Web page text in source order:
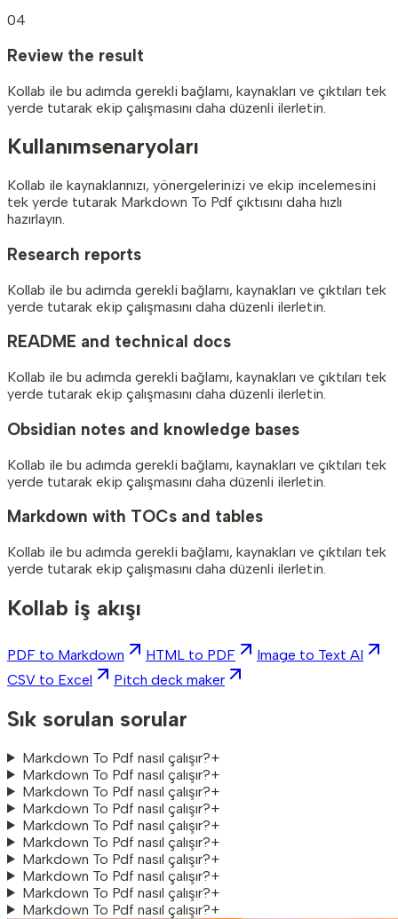
04
Review the result
Kollab ile bu adımda gerekli bağlamı, kaynakları ve çıktıları tek
yerde tutarak ekip çalışmasını daha düzenli ilerletin.
Kullanımsenaryoları
Kollab ile kaynaklarınızı, yönergelerinizi ve ekip incelemesini
tek yerde tutarak Markdown To Pdf çıktısını daha hızlı
hazırlayın.
Research reports
Kollab ile bu adımda gerekli bağlamı, kaynakları ve çıktıları tek
yerde tutarak ekip çalışmasını daha düzenli ilerletin.
README and technical docs
Kollab ile bu adımda gerekli bağlamı, kaynakları ve çıktıları tek
yerde tutarak ekip çalışmasını daha düzenli ilerletin.
Obsidian notes and knowledge bases
Kollab ile bu adımda gerekli bağlamı, kaynakları ve çıktıları tek
yerde tutarak ekip çalışmasını daha düzenli ilerletin.
Markdown with TOCs and tables
Kollab ile bu adımda gerekli bağlamı, kaynakları ve çıktıları tek
yerde tutarak ekip çalışmasını daha düzenli ilerletin.
Kollab iş akışı
PDF to Markdown HTML to PDF
Image to Text AI
CSV to Excel
Pitch deck maker
Sık sorulan sorular
Markdown To Pdf nasıl çalışır?+
Markdown To Pdf nasıl çalışır?+
Markdown To Pdf nasıl çalışır?+
Markdown To Pdf nasıl çalışır?+
Markdown To Pdf nasıl çalışır?+
Markdown To Pdf nasıl çalışır?+
Markdown To Pdf nasıl çalışır?+
Markdown To Pdf nasıl çalışır?+
Markdown To Pdf nasıl çalışır?+
Markdown To Pdf nasıl çalışır?+